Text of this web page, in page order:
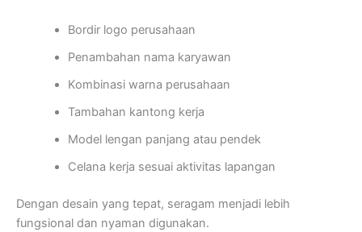
Bordir logo perusahaan
Penambahan nama karyawan
Kombinasi warna perusahaan
Tambahan kantong kerja
Model lengan panjang atau pendek
Celana kerja sesuai aktivitas lapangan
Dengan desain yang tepat, seragam menjadi lebih
fungsional dan nyaman digunakan.